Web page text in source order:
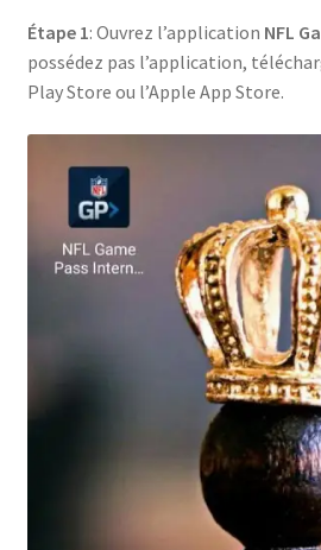
Étape 1: Ouvrez l’application NFL
possédez pas l’application,
Play Store ou l’Apple App Store.